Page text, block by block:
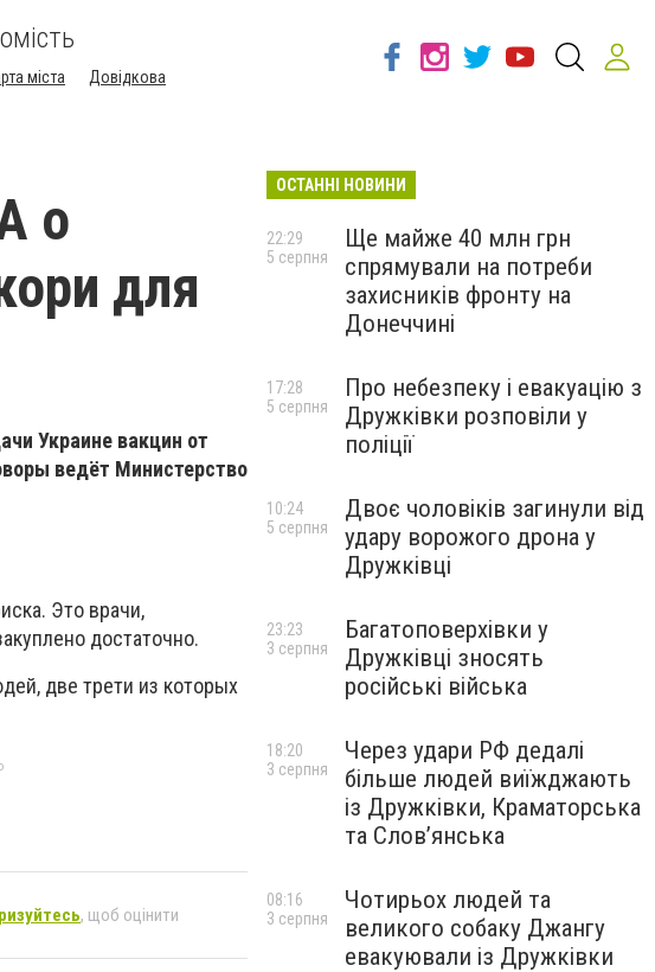
міста Довідкова
о
для
Украине вакцин от
ведёт Министерство
Это врачи,
достаточно.
две трети из которых
, щоб оцінити
ОСТАННІ НОВИНИ
Ще майже 40 млн грн
спрямували на потреби
захисників фронту на
Донеччині
22:29
5 серпня
Про небезпеку і евакуацію з
Дружківки розповіли у
поліції
17:28
5 серпня
Двоє чоловіків загинули від
удару ворожого дрона у
Дружківці
10:24
5 серпня
Багатоповерхівки у
Дружківці зносять
російські війська
23:23
3 серпня
Через удари РФ дедалі
більше людей виїжджають
із Дружківки, Краматорська
та Слов’янська
18:20
3 серпня
Чотирьох людей та
великого собаку Джангу
евакуювали із Дружківки
08:16
3 серпня